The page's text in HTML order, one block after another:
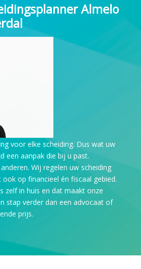
Almelo
voor elke scheiding. Dus wat uw
een aanpak die bij u past.
Wij regelen uw scheiding
op financieel én fiscaal gebied.
zelf in huis en dat maakt onze
stap verder dan een advocaat of
prijs.